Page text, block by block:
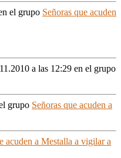
el grupo Señoras que acuden
a las 12:29 en el grupo
grupo Señoras que acuden a
acuden a Mestalla a vigilar a